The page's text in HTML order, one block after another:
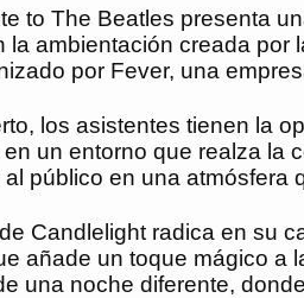
to The Beatles presenta
la ambientación creada por
por Fever, una
los asistentes tienen la
un entorno que realza la
público en una atmósfera
Candlelight radica en su
añade un toque mágico a
una noche diferente,